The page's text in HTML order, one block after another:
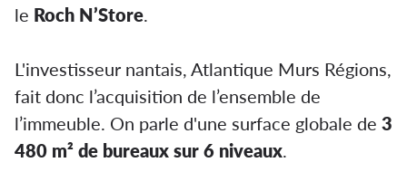
le Roch N’Store.
L'investisseur nantais, Atlantique Murs Régions,
fait donc l’acquisition de l’ensemble de
l’immeuble. On parle d'une surface globale de 3
480 m² de bureaux sur 6 niveaux.